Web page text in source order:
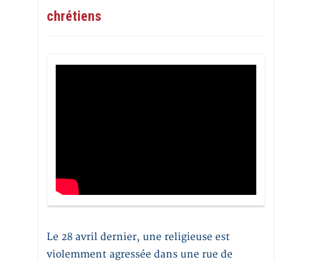
chrétiens
Le 28 avril dernier, une religieuse est
violemment agressée dans une rue de